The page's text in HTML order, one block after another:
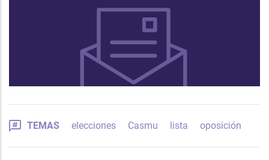
TEMAS elecciones Casmu lista oposición